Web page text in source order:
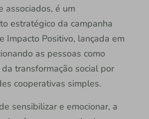
associados, é um
estratégico da campanha
Impacto Positivo, lançada em
as pessoas como
transformação social por
cooperativas simples.
sensibilizar e emocionar, a